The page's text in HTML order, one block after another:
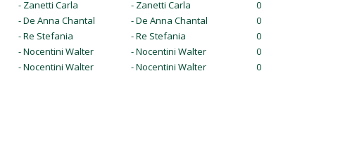
- Zanetti Carla - Zanetti Carla
0
- De Anna Chantal - De Anna Chantal
0
- Re Stefania - Re Stefania
0
- Nocentini Walter - Nocentini Walter
0
- Nocentini Walter - Nocentini Walter 0